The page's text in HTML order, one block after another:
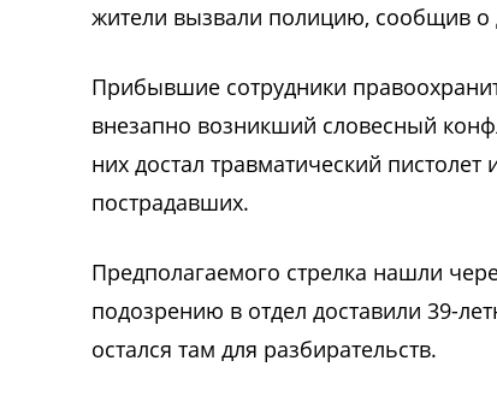
жители вызвали полицию, сообщив о
Прибывшие сотрудники
внезапно возникший словесный
них достал травматический
пострадавших.
Предполагаемого стрелка нашли
подозрению в отдел доставили 39-
остался там для разбирательств.